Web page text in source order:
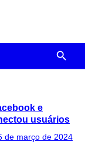
e
usuários
de março de 2024